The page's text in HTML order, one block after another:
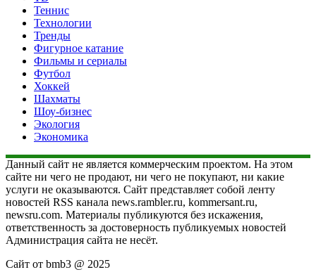
Теннис
Технологии
Тренды
Фигурное катание
Фильмы и сериалы
Футбол
Хоккей
Шахматы
Шоу-бизнес
Экология
Экономика
Данный сайт не является коммерческим проектом. На этом
сайте ни чего не продают, ни чего не покупают, ни какие
услуги не оказываются. Сайт представляет собой ленту
новостей RSS канала news.rambler.ru, kommersant.ru,
newsru.com. Материалы публикуются без искажения,
ответственность за достоверность публикуемых новостей
Администрация сайта не несёт.
Сайт от bmb3 @ 2025